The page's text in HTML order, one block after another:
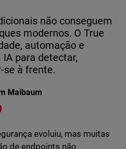
não conseguem
modernos. O True
automação e
para detectar,
se à frente.
Maibaum
X
Share on Reddit
evoluiu, mas muitas
de endpoints não